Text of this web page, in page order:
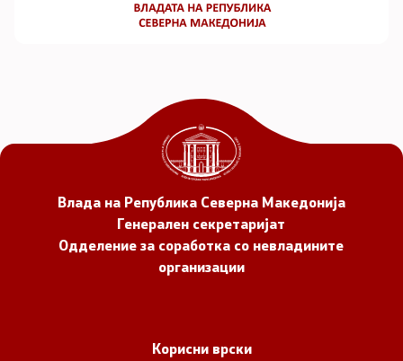
Влада на Република Северна Македонија
Генерален секретаријат
Одделение за соработка со невладините
организации
Корисни врски